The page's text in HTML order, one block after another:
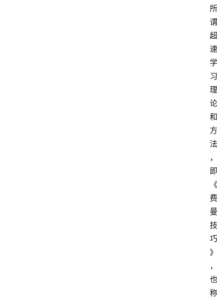
所
谓
超
速
学
习
理
论
和
方
法
，
即
《
费
曼
技
巧
》
，
也
称